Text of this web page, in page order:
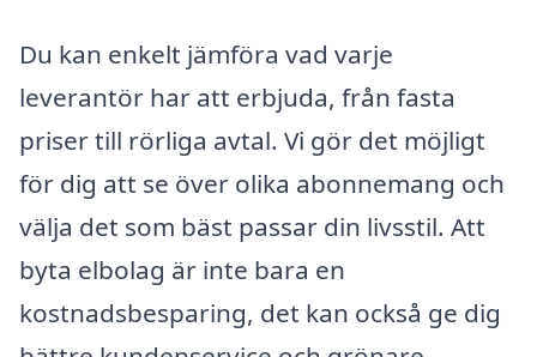
Du kan enkelt jämföra vad varje
leverantör har att erbjuda, från fasta
priser till rörliga avtal. Vi gör det möjligt
för dig att se över olika abonnemang och
välja det som bäst passar din livsstil. Att
byta elbolag är inte bara en
kostnadsbesparing, det kan också ge dig